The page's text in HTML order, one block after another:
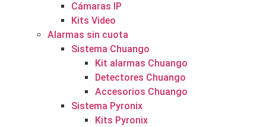
Cámaras IP
Kits Video
Alarmas sin cuota
Sistema Chuango
Kit alarmas Chuango
Detectores Chuango
Accesorios Chuango
Sistema Pyronix
Kits Pyronix